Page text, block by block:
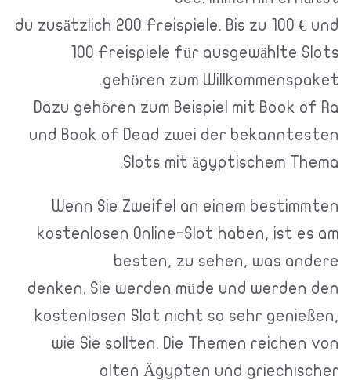
du zusätzlich 200 Freispiele. Bis zu 100 € und
100 Freispiele für ausgewählte Slots
gehören zum Willkommenspaket.
Dazu gehören zum Beispiel mit Book of Ra
und Book of Dead zwei der bekanntesten
Slots mit ägyptischem Thema.
Wenn Sie Zweifel an einem bestimmten
kostenlosen Online-Slot haben, ist es am
besten, zu sehen, was andere
denken. Sie werden müde und werden den
kostenlosen Slot nicht so sehr genießen,
wie Sie sollten. Die Themen reichen von
alten Ägypten und griechischer